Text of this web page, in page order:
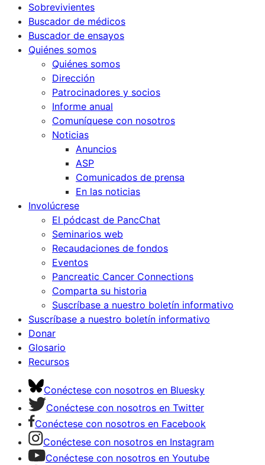
Sobrevivientes
Buscador de médicos
Buscador de ensayos
Quiénes somos
Quiénes somos
Dirección
Patrocinadores y socios
Informe anual
Comuníquese con nosotros
Noticias
Anuncios
ASP
Comunicados de prensa
En las noticias
Involúcrese
El pódcast de PancChat
Seminarios web
Recaudaciones de fondos
Eventos
Pancreatic Cancer Connections
Comparta su historia
Suscríbase a nuestro boletín informativo
Suscríbase a nuestro boletín informativo
Donar
Glosario
Recursos
Conéctese con nosotros en Bluesky
Conéctese con nosotros en Twitter
Conéctese con nosotros en Facebook
Conéctese con nosotros en Instagram
Conéctese con nosotros en Youtube